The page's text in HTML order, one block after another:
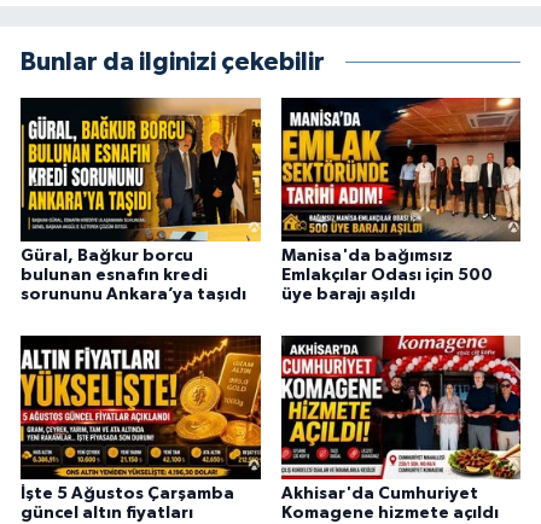
Bunlar da ilginizi çekebilir
Güral, Bağkur borcu
bulunan esnafın kredi
sorununu Ankara’ya taşıdı
Manisa'da bağımsız
Emlakçılar Odası için 500
üye barajı aşıldı
İşte 5 Ağustos Çarşamba
güncel altın fiyatları
Akhisar'da Cumhuriyet
Komagene hizmete açıldı